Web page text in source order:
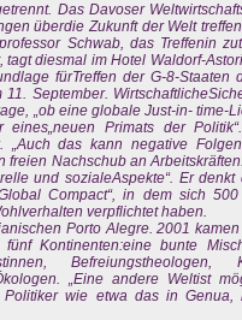
Das Davoser
überdie Zukunft der Welt
Schwab, das Treffenin
diesmal im Hotel Waldorf-
fürTreffen der G-8-Staaten
11. September.
„ob eine globale Just-in- time-
Primats der
das kann negative
freien Nachschub an
und sozialeAspekte“. Er
Compact“, in dem sich
verpflichtet haben.
Porto Alegre. 2001
Kontinenten:eine bunte
„Eine andere Weltist
wie etwa das in Genua,